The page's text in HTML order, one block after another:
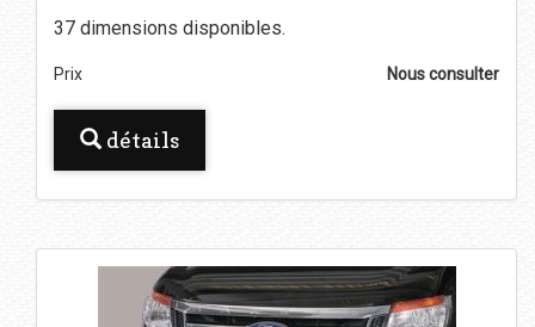
37 dimensions disponibles.
Prix Nous consulter
détails